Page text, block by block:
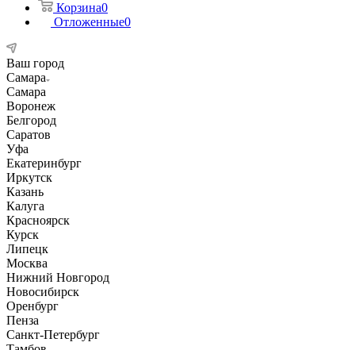
Корзина0
Отложенные0
Ваш город
Самара
Самара
Воронеж
Белгород
Саратов
Уфа
Екатеринбург
Иркутск
Казань
Калуга
Красноярск
Курск
Липецк
Москва
Нижний Новгород
Новосибирск
Оренбург
Пенза
Санкт-Петербург